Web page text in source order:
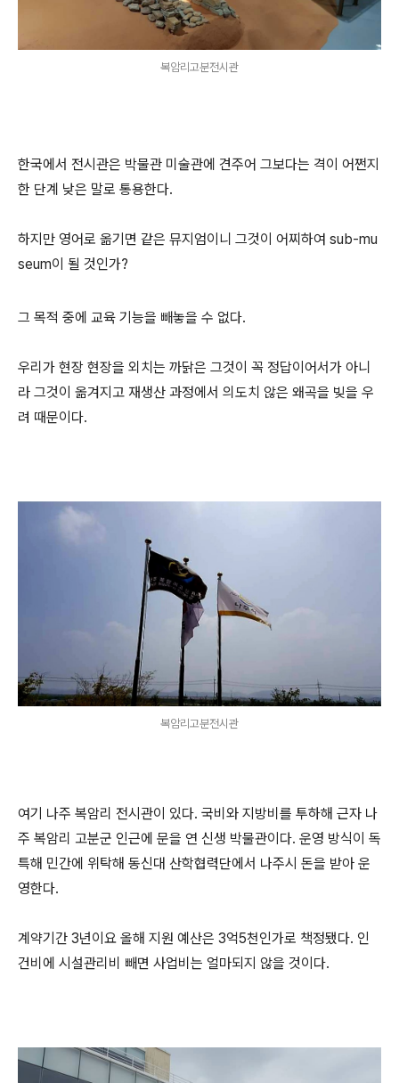
복암리고분전시관
한국에서 전시관은 박물관 미술관에 견주어 그보다는 격이 어쩐지
한 단계 낮은 말로 통용한다.
하지만 영어로 옮기면 같은 뮤지엄이니 그것이 어찌하여 sub-mu
seum이 될 것인가?
그 목적 중에 교육 기능을 빼놓을 수 없다.
우리가 현장 현장을 외치는 까닭은 그것이 꼭 정답이어서가 아니
라 그것이 옮겨지고 재생산 과정에서 의도치 않은 왜곡을 빚을 우
려 때문이다.
복암리고분전시관
여기 나주 복암리 전시관이 있다. 국비와 지방비를 투하해 근자 나
주 복암리 고분군 인근에 문을 연 신생 박물관이다. 운영 방식이 독
특해 민간에 위탁해 동신대 산학협력단에서 나주시 돈을 받아 운
영한다.
계약기간 3년이요 올해 지원 예산은 3억5천인가로 책정됐다. 인
건비에 시설관리비 빼면 사업비는 얼마되지 않을 것이다.